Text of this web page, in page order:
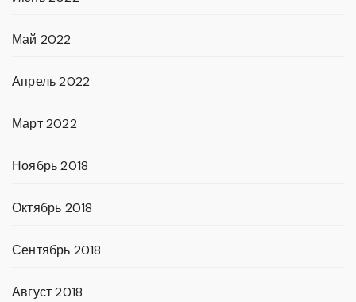
Май 2022
Апрель 2022
Март 2022
Ноябрь 2018
Октябрь 2018
Сентябрь 2018
Август 2018